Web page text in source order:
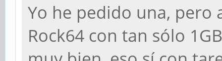
Yo he pedido una, pero
Rock64 con tan sólo